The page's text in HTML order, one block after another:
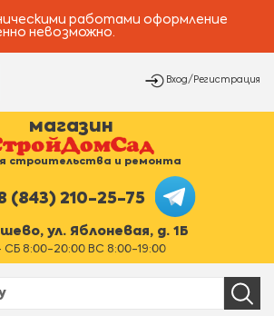
работами оформление
невозможно.
Вход/Регистрация
магазин
строительства и ремонта
(843) 210-25-75
ул. Яблоневая, д. 1Б
СБ 8:00-20:00 ВС 8:00-19:00